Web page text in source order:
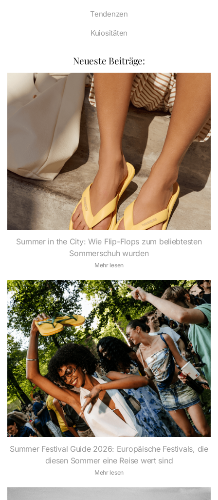
Tendenzen
Kuiositäten
Neueste Beiträge:
Summer in the City: Wie Flip-Flops zum beliebtesten
Sommerschuh wurden
Mehr lesen
Summer Festival Guide 2026: Europäische Festivals, die
diesen Sommer eine Reise wert sind
Mehr lesen